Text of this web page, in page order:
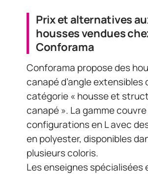
Prix et alternatives
housses vendues
Conforama
Conforama propose des
canapé d’angle extensibles
catégorie « housse et
canapé ». La gamme
configurations en L avec
en polyester, disponibles
plusieurs coloris.
Les enseignes spécialisées